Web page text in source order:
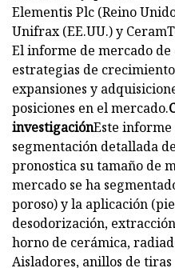
Elementis Plc (Reino
Unifrax (EE.UU.) y
El informe de mercado
estrategias de
expansiones y
posiciones en el mercado.
investigaciónEste
segmentación detallada
pronostica su tamaño de
mercado se ha
poroso) y la aplicación
desodorización,
horno de cerámica,
Aisladores, anillos de